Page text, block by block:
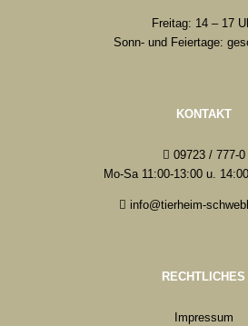
Freitag: 14 – 17
Sonn- und Feiertage:
KONTAKT
09723 / 777-0
Mo-Sa 11:00-13:00 u.
info@tierheim-
RECHTLICHES
Impressum